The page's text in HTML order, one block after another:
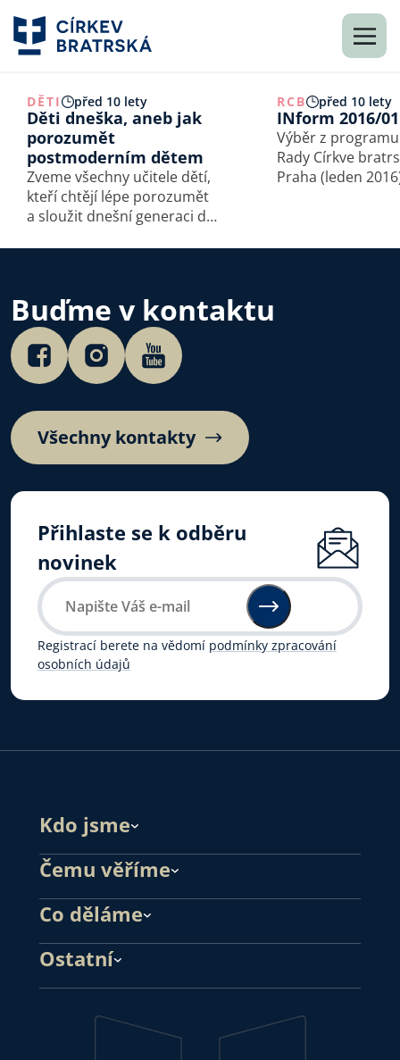
DĚTI před 10 lety
Děti dneška, aneb jak
porozumět
postmoderním dětem
Zveme všechny učitele dětí,
kteří chtějí lépe porozumět
a sloužit dnešní generaci dětí
RCB před 10 lety
INform 2016/01
Výběr z
Rady Církve
Praha (leden 2016) •
Buďme v kontaktu
Všechny kontakty
Přihlaste se k odběru
novinek
Registrací berete na vědomí podmínky zpracování
osobních údajů
Kdo jsme
Čemu věříme
Co děláme
Ostatní